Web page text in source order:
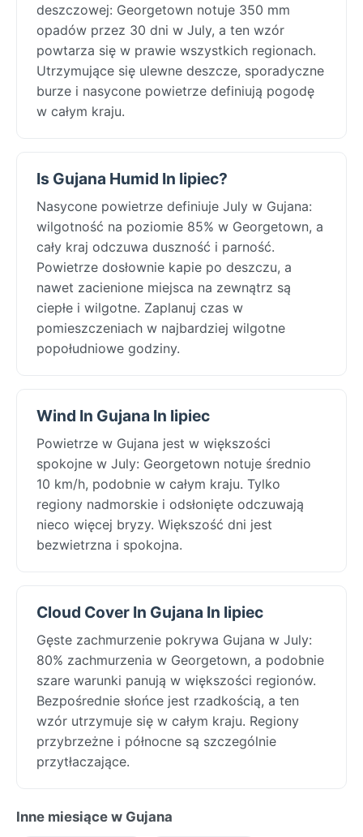
deszczowej: Georgetown notuje 350 mm
opadów przez 30 dni w July, a ten wzór
powtarza się w prawie wszystkich regionach.
Utrzymujące się ulewne deszcze, sporadyczne
burze i nasycone powietrze definiują pogodę
w całym kraju.
Is Gujana Humid In lipiec?
Nasycone powietrze definiuje July w Gujana:
wilgotność na poziomie 85% w Georgetown, a
cały kraj odczuwa duszność i parność.
Powietrze dosłownie kapie po deszczu, a
nawet zacienione miejsca na zewnątrz są
ciepłe i wilgotne. Zaplanuj czas w
pomieszczeniach w najbardziej wilgotne
popołudniowe godziny.
Wind In Gujana In lipiec
Powietrze w Gujana jest w większości
spokojne w July: Georgetown notuje średnio
10 km/h, podobnie w całym kraju. Tylko
regiony nadmorskie i odsłonięte odczuwają
nieco więcej bryzy. Większość dni jest
bezwietrzna i spokojna.
Cloud Cover In Gujana In lipiec
Gęste zachmurzenie pokrywa Gujana w July:
80% zachmurzenia w Georgetown, a podobnie
szare warunki panują w większości regionów.
Bezpośrednie słońce jest rzadkością, a ten
wzór utrzymuje się w całym kraju. Regiony
przybrzeżne i północne są szczególnie
przytłaczające.
Inne miesiące w Gujana